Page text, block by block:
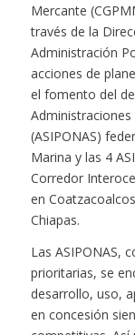
Mercante
través de la
Administración
acciones de
el fomento del
(ASIPONAS)
Marina y las 4
Corredor
en
Chiapas.
Las ASIPONAS,
prioritarias, se
desarrollo, uso,
en concesión